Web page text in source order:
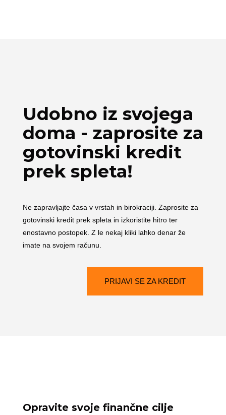
Udobno iz svojega
doma - zaprosite za
gotovinski kredit
prek spleta!
Ne zapravljajte časa v vrstah in birokraciji. Zaprosite za
gotovinski kredit prek spleta in izkoristite hitro ter
enostavno postopek. Z le nekaj kliki lahko denar že
imate na svojem računu.
PRIJAVI SE ZA KREDIT
Opravite svoje finančne cilje